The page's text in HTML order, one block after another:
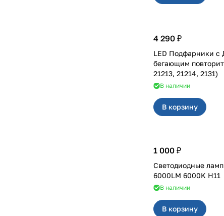
4 290 ₽
LED Подфарники с
бегающим
21213, 21214, 2131)
В наличии
В корзину
1 000 ₽
Светодиодные
6000LM 6000K H11
В наличии
В корзину